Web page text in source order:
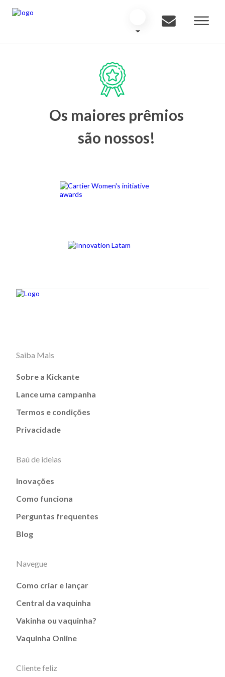
Os maiores prêmios
são nossos!
Saiba Mais
Sobre a Kickante
Lance uma campanha
Termos e condições
Privacidade
Baú de ideias
Inovações
Como funciona
Perguntas frequentes
Blog
Navegue
Como criar e lançar
Central da vaquinha
Vakinha ou vaquinha?
Vaquinha Online
Cliente feliz